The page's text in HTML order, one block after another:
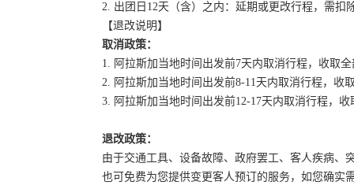
2. 出团日12天（含）之内：延期或更改行程，需
【退改说明】
取消政策：
1. 阿拉斯加当地时间出发前7天内取消行程，收取
2. 阿拉斯加当地时间出发前8-11天内取消行程，收
3. 阿拉斯加当地时间出发前12-17天内取消行程，收
退改政策：
由于交通工具、设备故障、政府罢工、客人疾病、
也可免费为您提供变更客人预订的服务，如您确实